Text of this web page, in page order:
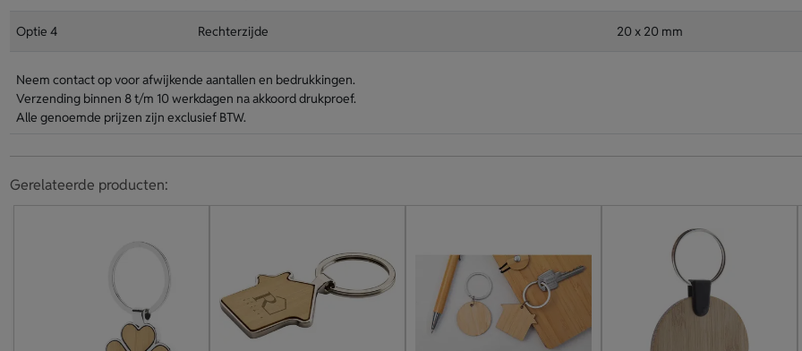
Optie 4 Rechterzijde 20 x 20 mm
Neem contact op voor afwijkende aantallen en bedrukkingen.
Verzending binnen 8 t/m 10 werkdagen na akkoord drukproef.
Alle genoemde prijzen zijn exclusief BTW.
Gerelateerde producten: